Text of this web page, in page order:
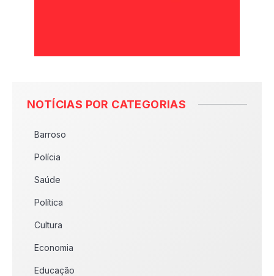
NOTÍCIAS POR CATEGORIAS
Barroso
Polícia
Saúde
Política
Cultura
Economia
Educação